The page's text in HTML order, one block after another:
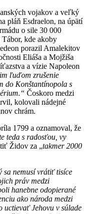
vojakov a veľký
pláň Esdraelon, na úpätí
o sile 30 000
kde akoby
porazil Amalekitov
Eliáša a Mojžiša
a vízie Napoleon
ľuďom zrušenie
do Konštantínopola s
Čoskoro medzi
kolovali nádejné
chrám.
1799 a oznamoval, že
teda s radosťou, vy
Židov za „takmer 2000
sa nemusí vrátiť tisíce
práv medzi
hanebne odopierané
ako národa medzi
uctievať Jehovu v súlade